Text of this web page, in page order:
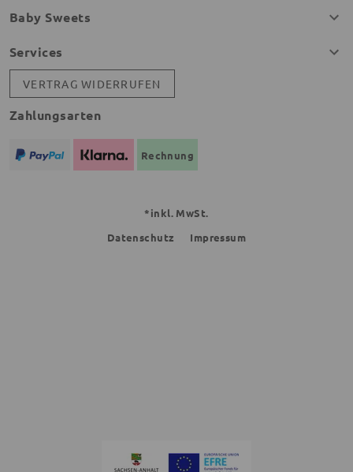
Baby Sweets
Services
VERTRAG WIDERRUFEN
Zahlungsarten
Rechnung
*inkl. MwSt.
Datenschutz
Impressum